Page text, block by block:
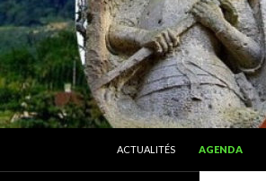
ACTUALITÉS
AGENDA